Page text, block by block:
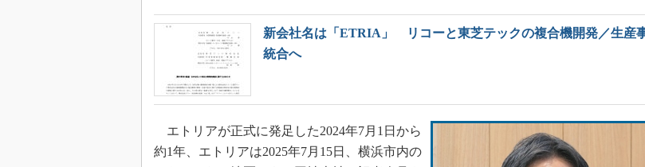
海外生産
新会社名は「ETRIA」 リコーと東芝テックの複合機開発／生産
統合へ
エトリアが正式に発足した2024年7月1日から
約1年、エトリアは2025年7月15日、横浜市内の